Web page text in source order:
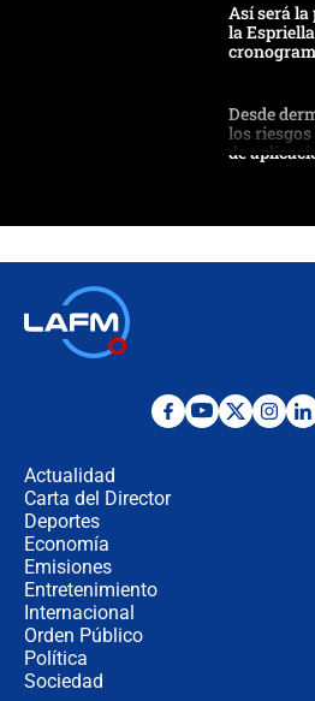
Así será la
la
Desde
los
de
Posesión
Actualidad
Carta del Director
Deportes
Economía
Emisiones
Entretenimiento
Internacional
Orden Público
Política
Sociedad